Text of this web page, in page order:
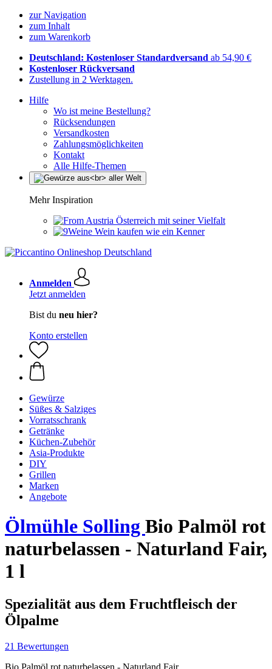
zur Navigation
zum Inhalt
zum Warenkorb
Deutschland: Kostenloser Standardversand ab 54,90 €
Kostenloser Rückversand
Zustellung in 2 Werktagen.
Hilfe
Wo ist meine Bestellung?
Rücksendungen
Versandkosten
Zahlungsmöglichkeiten
Kontakt
Alle Hilfe-Themen
Mehr Inspiration
Österreich mit seiner Vielfalt
Wein kaufen wie ein Kenner
Anmelden
Jetzt anmelden
Bist du neu hier?
Konto erstellen
Gewürze
Süßes & Salziges
Vorratsschrank
Getränke
Küchen-Zubehör
Asia-Produkte
DIY
Grillen
Marken
Angebote
Ölmühle Solling Bio Palmöl rot
naturbelassen - Naturland Fair,
1 l
Spezialität aus dem Fruchtfleisch der
Ölpalme
21 Bewertungen
Bio Palmöl rot naturbelassen - Naturland Fair